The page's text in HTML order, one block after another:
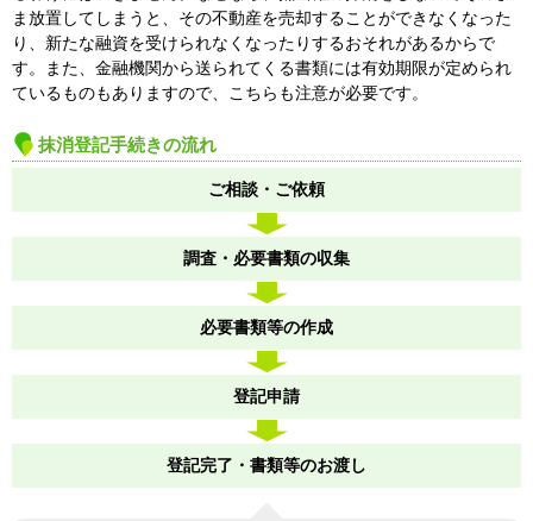
ま放置してしまうと、その不動産を売却することができなくなった
り、新たな融資を受けられなくなったりするおそれがあるからで
す。また、金融機関から送られてくる書類には有効期限が定められ
ているものもありますので、こちらも注意が必要です。
抹消登記手続きの流れ
ご相談・ご依頼
調査・必要書類の収集
必要書類等の作成
登記申請
登記完了・書類等のお渡し